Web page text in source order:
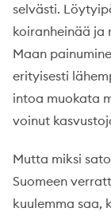
selvästi.
koiranheinää ja
Maan
erityisesti
intoa muokata
voinut
Mutta miksi
Suomeen
kuulemma saa,